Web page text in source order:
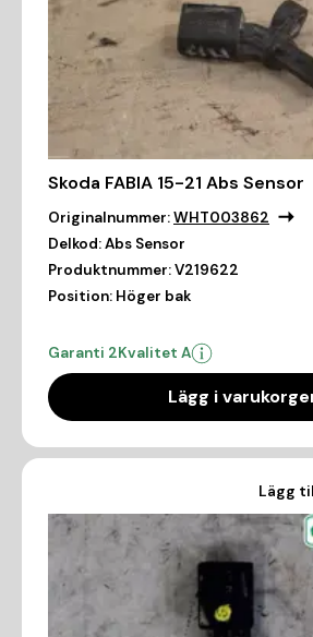
Skoda FABIA 15-21 Abs Sensor
Originalnummer:WHT003862
Delkod:Abs Sensor
Produktnummer:V219622
Position: Höger bak
Garanti 2Kvalitet A
Lägg i
Lägg